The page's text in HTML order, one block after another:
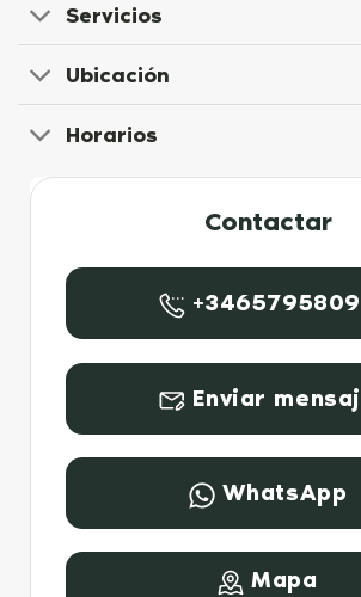
Servicios
Ubicación
Horarios
Contactar
Enviar
WhatsApp
Mapa